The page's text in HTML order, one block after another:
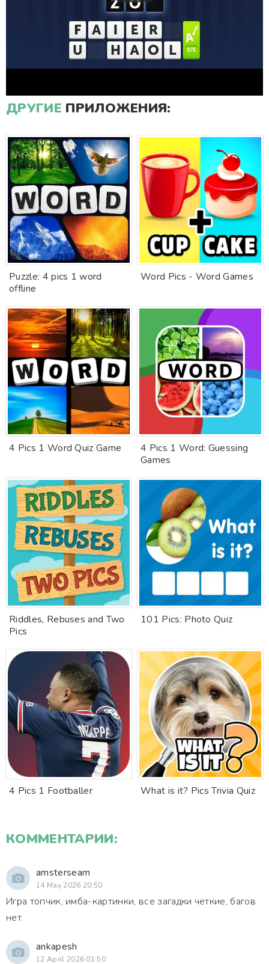
ДРУГИЕ ПРИЛОЖЕНИЯ:
Puzzle: 4 pics 1 word
offline
Word Pics - Word Games
4 Pics 1 Word Quiz Game
4 Pics 1 Word: Guessing
Games
Riddles, Rebuses and Two
Pics
101 Pics: Photo Quiz
4 Pics 1 Footballer What is it? Pics Trivia Quiz
КОММЕНТАРИИ:
amsterseam
14 May 2026 20:50
Игра топчик, имба-картинки, все загадки четкие, багов
нет.
ankapesh
12 April 2026 01:50